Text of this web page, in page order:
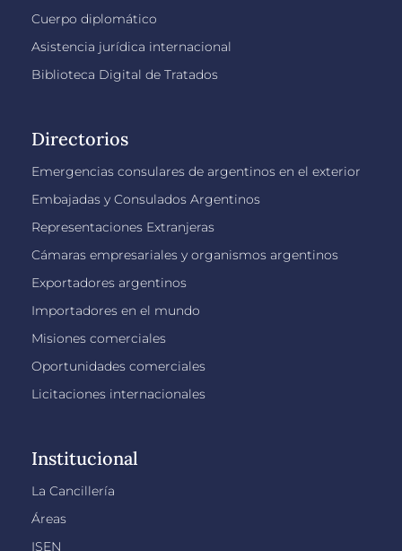
Cuerpo diplomático
Asistencia jurídica internacional
Biblioteca Digital de Tratados
Directorios
Emergencias consulares de argentinos en el exterior
Embajadas y Consulados Argentinos
Representaciones Extranjeras
Cámaras empresariales y organismos argentinos
Exportadores argentinos
Importadores en el mundo
Misiones comerciales
Oportunidades comerciales
Licitaciones internacionales
Institucional
La Cancillería
Áreas
ISEN